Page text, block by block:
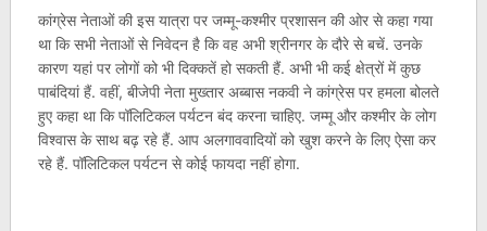
कांग्रेस नेताओं की इस यात्रा पर जम्मू-कश्मीर प्रशासन की ओर से कहा गया
था कि सभी नेताओं से निवेदन है कि वह अभी श्रीनगर के दौरे से बचें. उनके
कारण यहां पर लोगों को भी दिक्कतें हो सकती हैं. अभी भी कई क्षेत्रों में कुछ
पाबंदियां हैं. वहीं, बीजेपी नेता मुख्‍तार अब्‍बास नकवी ने कांग्रेस पर हमला बोलते
हुए कहा था कि पॉलिटिकल पर्यटन बंद करना चाहिए. जम्‍मू और कश्‍मीर के लोग
विश्वास के साथ बढ़ रहे हैं. आप अलगाववादियों को खुश करने के लिए ऐसा कर
रहे हैं. पॉलिटिकल पर्यटन से कोई फायदा नहीं होगा.